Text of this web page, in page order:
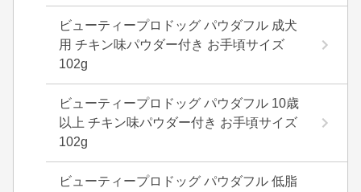
ビューティープロドッグ パウダフル 成犬
用 チキン味パウダー付き お手頃サイズ
102g
ビューティープロドッグ パウダフル 10歳
以上 チキン味パウダー付き お手頃サイズ
102g
ビューティープロドッグ パウダフル 低脂